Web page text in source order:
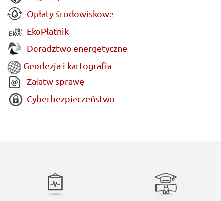
Opłaty środowiskowe
EkoPłatnik
Doradztwo energetyczne
Geodezja i kartografia
Załatw sprawę
Cyberbezpieczeństwo